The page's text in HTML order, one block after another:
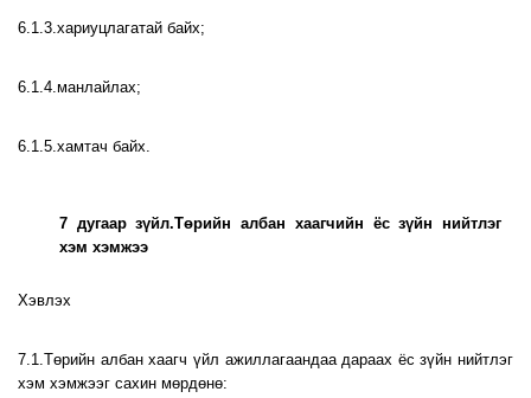
6.1.3.хариуцлагатай байх;
6.1.4.манлайлах;
6.1.5.хамтач байх.
7 дугаар зүйл.Төрийн албан хаагчийн ёс зүйн нийтлэг
хэм хэмжээ
Хэвлэх
7.1.Төрийн албан хаагч үйл ажиллагаандаа дараах ёс зүйн нийтлэг
хэм хэмжээг сахин мөрдөнө: